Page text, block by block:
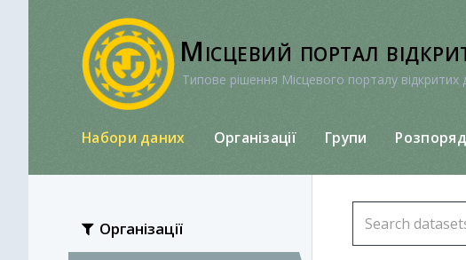
Місцевий портал
Типове рішення Місцевого порталу відкритих
Набори даних Організації Групи
Організації